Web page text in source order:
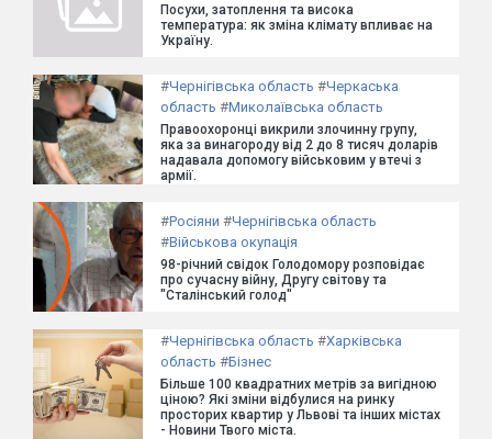
Посухи, затоплення та висока
температура: як зміна клімату впливає на
Україну.
#Чернігівська область #Черкаська
область #Миколаївська область
Правоохоронці викрили злочинну групу,
яка за винагороду від 2 до 8 тисяч доларів
надавала допомогу військовим у втечі з
армії.
#Росіяни #Чернігівська область
#Військова окупація
98-річний свідок Голодомору розповідає
про сучасну війну, Другу світову та
"Сталінський голод"
#Чернігівська область #Харківська
область #Бізнес
Більше 100 квадратних метрів за вигідною
ціною? Які зміни відбулися на ринку
просторих квартир у Львові та інших містах
- Новини Твого міста.